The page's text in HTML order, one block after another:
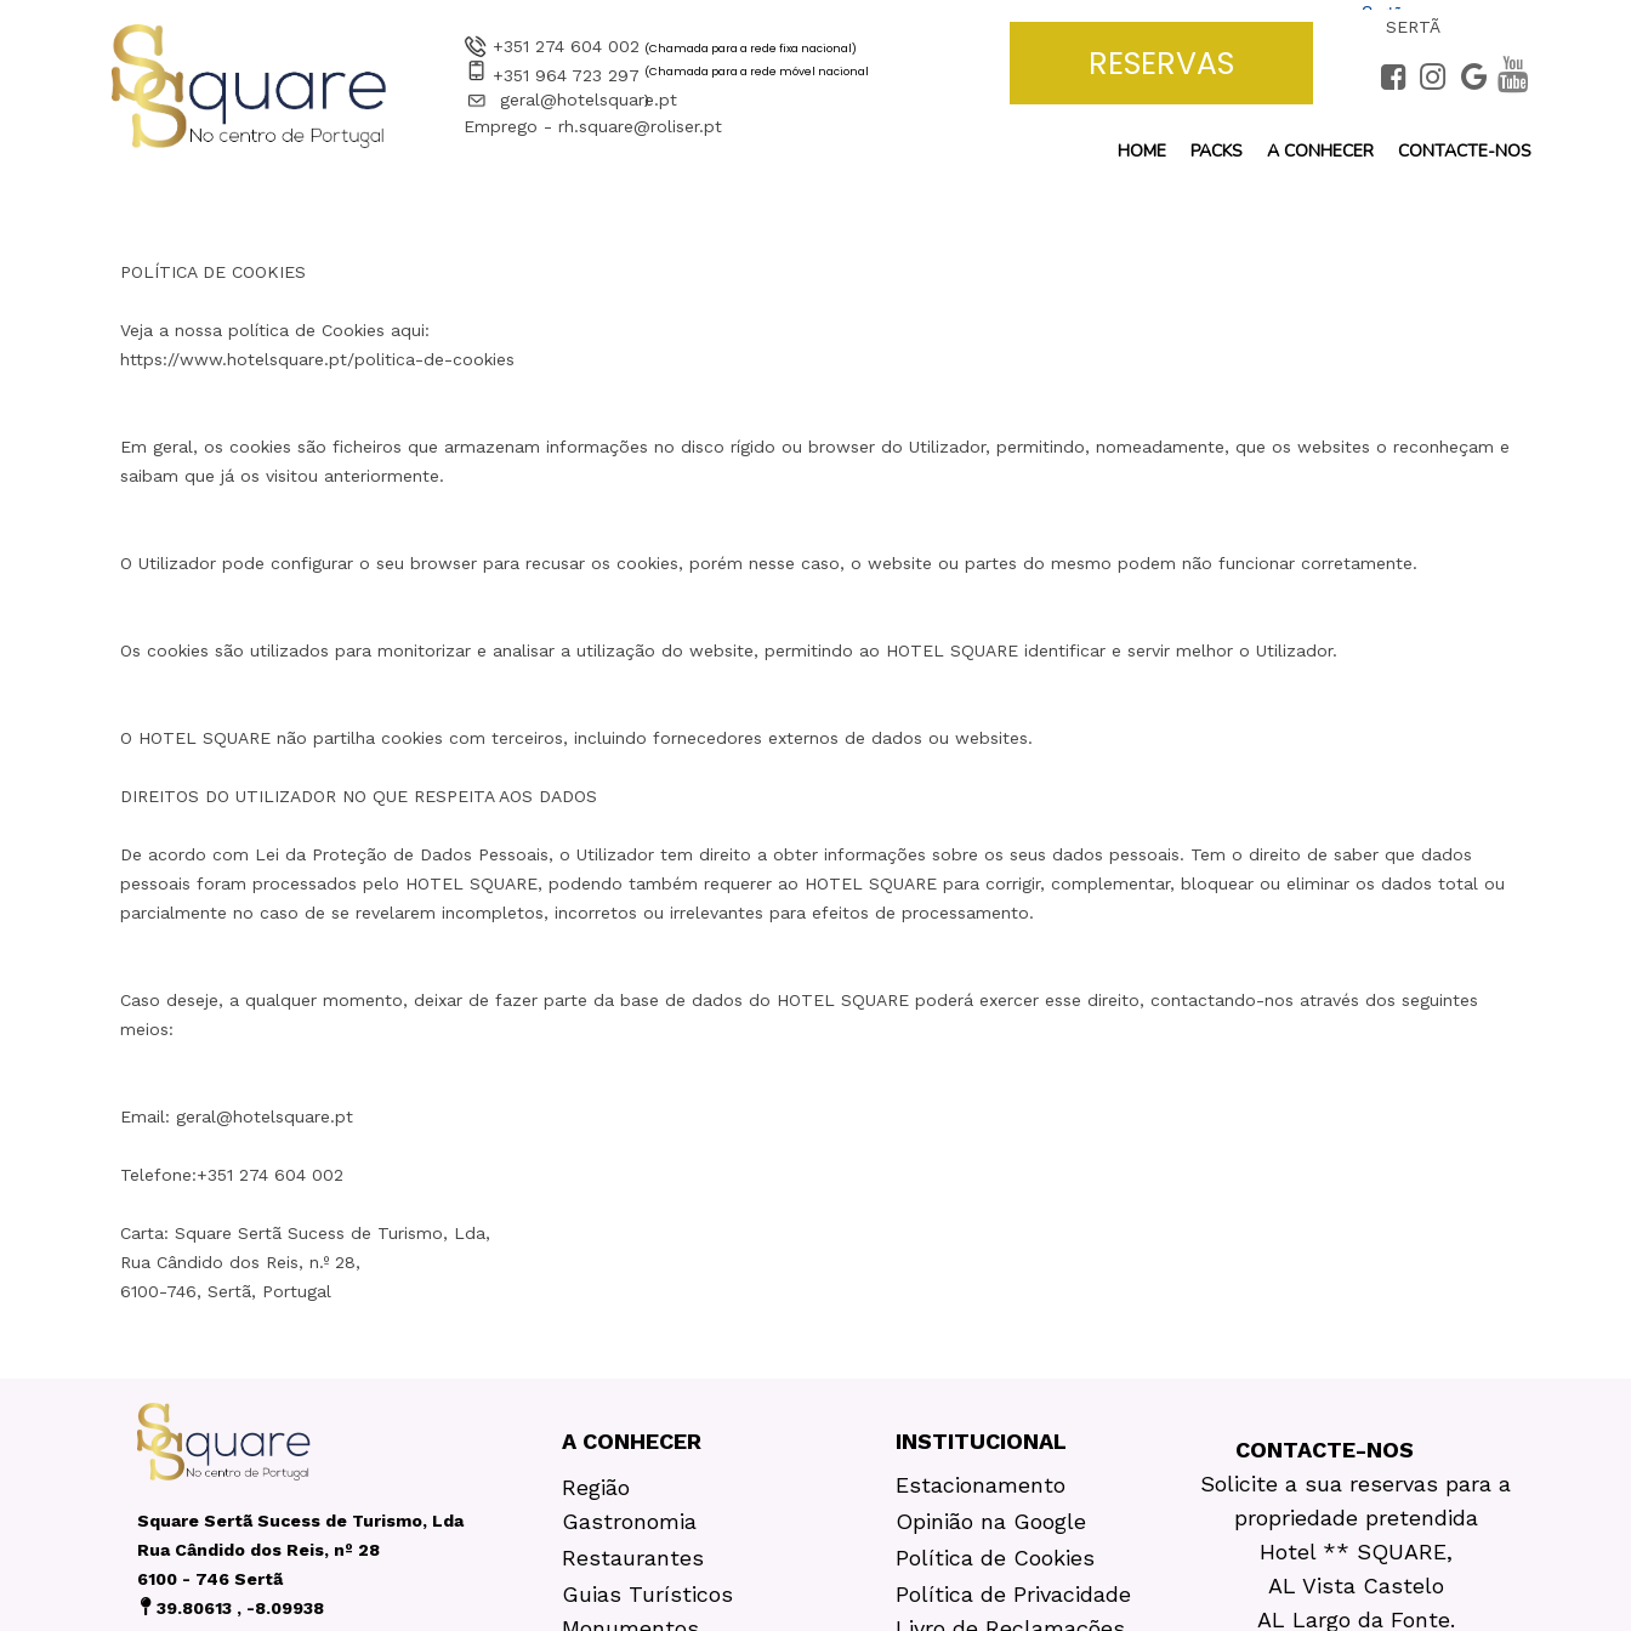
HOME PACKS A CONHECER CONTACTE-NOS
+351 274 604 002
+351 964 723 297
geral@hotelsquare.pt
(Chamada para a rede fixa nacional)
(Chamada para a rede móvel nacional
)
RESERVAS
Sertã
24°C
SERTÃ
Emprego - rh.square@roliser.pt
POLÍTICA DE COOKIES
Veja a nossa política de Cookies aqui:
https://www.hotelsquare.pt/politica-de-cookies
Em geral, os cookies são ficheiros que armazenam informações no disco rígido ou browser do Utilizador, permitindo, nomeadamente, que os websites o reconheçam e
saibam que já os visitou anteriormente.
O Utilizador pode configurar o seu browser para recusar os cookies, porém nesse caso, o website ou partes do mesmo podem não funcionar corretamente.
Os cookies são utilizados para monitorizar e analisar a utilização do website, permitindo ao HOTEL SQUARE identificar e servir melhor o Utilizador.
O HOTEL SQUARE não partilha cookies com terceiros, incluindo fornecedores externos de dados ou websites.
DIREITOS DO UTILIZADOR NO QUE RESPEITA AOS DADOS
De acordo com Lei da Proteção de Dados Pessoais, o Utilizador tem direito a obter informações sobre os seus dados pessoais. Tem o direito de saber que dados
pessoais foram processados pelo HOTEL SQUARE, podendo também requerer ao HOTEL SQUARE para corrigir, complementar, bloquear ou eliminar os dados total ou
parcialmente no caso de se revelarem incompletos, incorretos ou irrelevantes para efeitos de processamento.
Caso deseje, a qualquer momento, deixar de fazer parte da base de dados do HOTEL SQUARE poderá exercer esse direito, contactando-nos através dos seguintes
meios:
Email: geral@hotelsquare.pt
Telefone:+351 274 604 002
Carta: Square Sertã Sucess de Turismo, Lda,
Rua Cândido dos Reis, n.º 28,
6100-746, Sertã, Portugal
Square Sertã Sucess de Turismo, Lda
Rua Cândido dos Reis, nº 28
6100 - 746 Sertã
39.80613 , -8.09938
Política de Privacidade
Política de Cookies
Opinião na Google
Estacionamento
Região
Gastronomia
Guias Turísticos
INSTITUCIONAL
A CONHECER
Restaurantes
Solicite a sua reservas para a
propriedade pretendida
Hotel ** SQUARE,
AL Vista Castelo
AL Largo da Fonte.
CONTACTE-NOS